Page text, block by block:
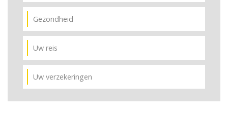
Gezondheid
Uw reis
Uw verzekeringen